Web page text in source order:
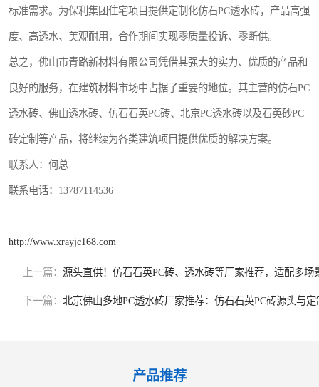
标准需求。为保利集团住宅项目提供定制化仿石PC透水砖，产品高强
度、高透水、美观耐用，合作期间实现零质量投诉、零断供。
总之，佛山市青路新材料有限公司凭借其强大的实力、优质的产品和
良好的服务，在建筑材料市场中占据了重要的地位。其主营的仿石PC
透水砖、佛山透水砖、仿石石英PC砖、北京PC透水砖以及石英砂PC
砖定制等产品，将继续为各类建筑项目提供优质的解决方案。
联系人：何总
联系电话：13787114536
http://www.xrayjc168.com
上一篇： 源头直供！仿石石英PC砖、透水砖等厂家推荐，适配多场
下一篇： 北京佛山多地PC透水砖厂家推荐：仿石石英PC砖源头与定
产品推荐